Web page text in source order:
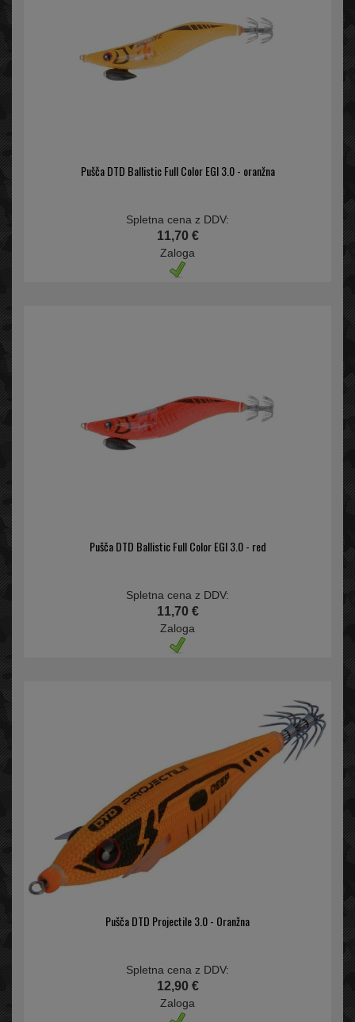
Pušča DTD Ballistic Full Color EGI 3.0 - oranžna
Spletna cena z DDV:
11,70 €
Zaloga
Pušča DTD Ballistic Full Color EGI 3.0 - red
Spletna cena z DDV:
11,70 €
Zaloga
Pušča DTD Projectile 3.0 - Oranžna
Spletna cena z DDV:
12,90 €
Zaloga